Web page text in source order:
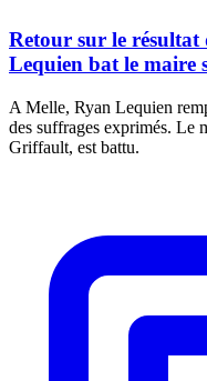
Retour sur le résultat
Lequien bat le maire
A Melle, Ryan Lequien
des suffrages exprimés. Le
Griffault, est battu.